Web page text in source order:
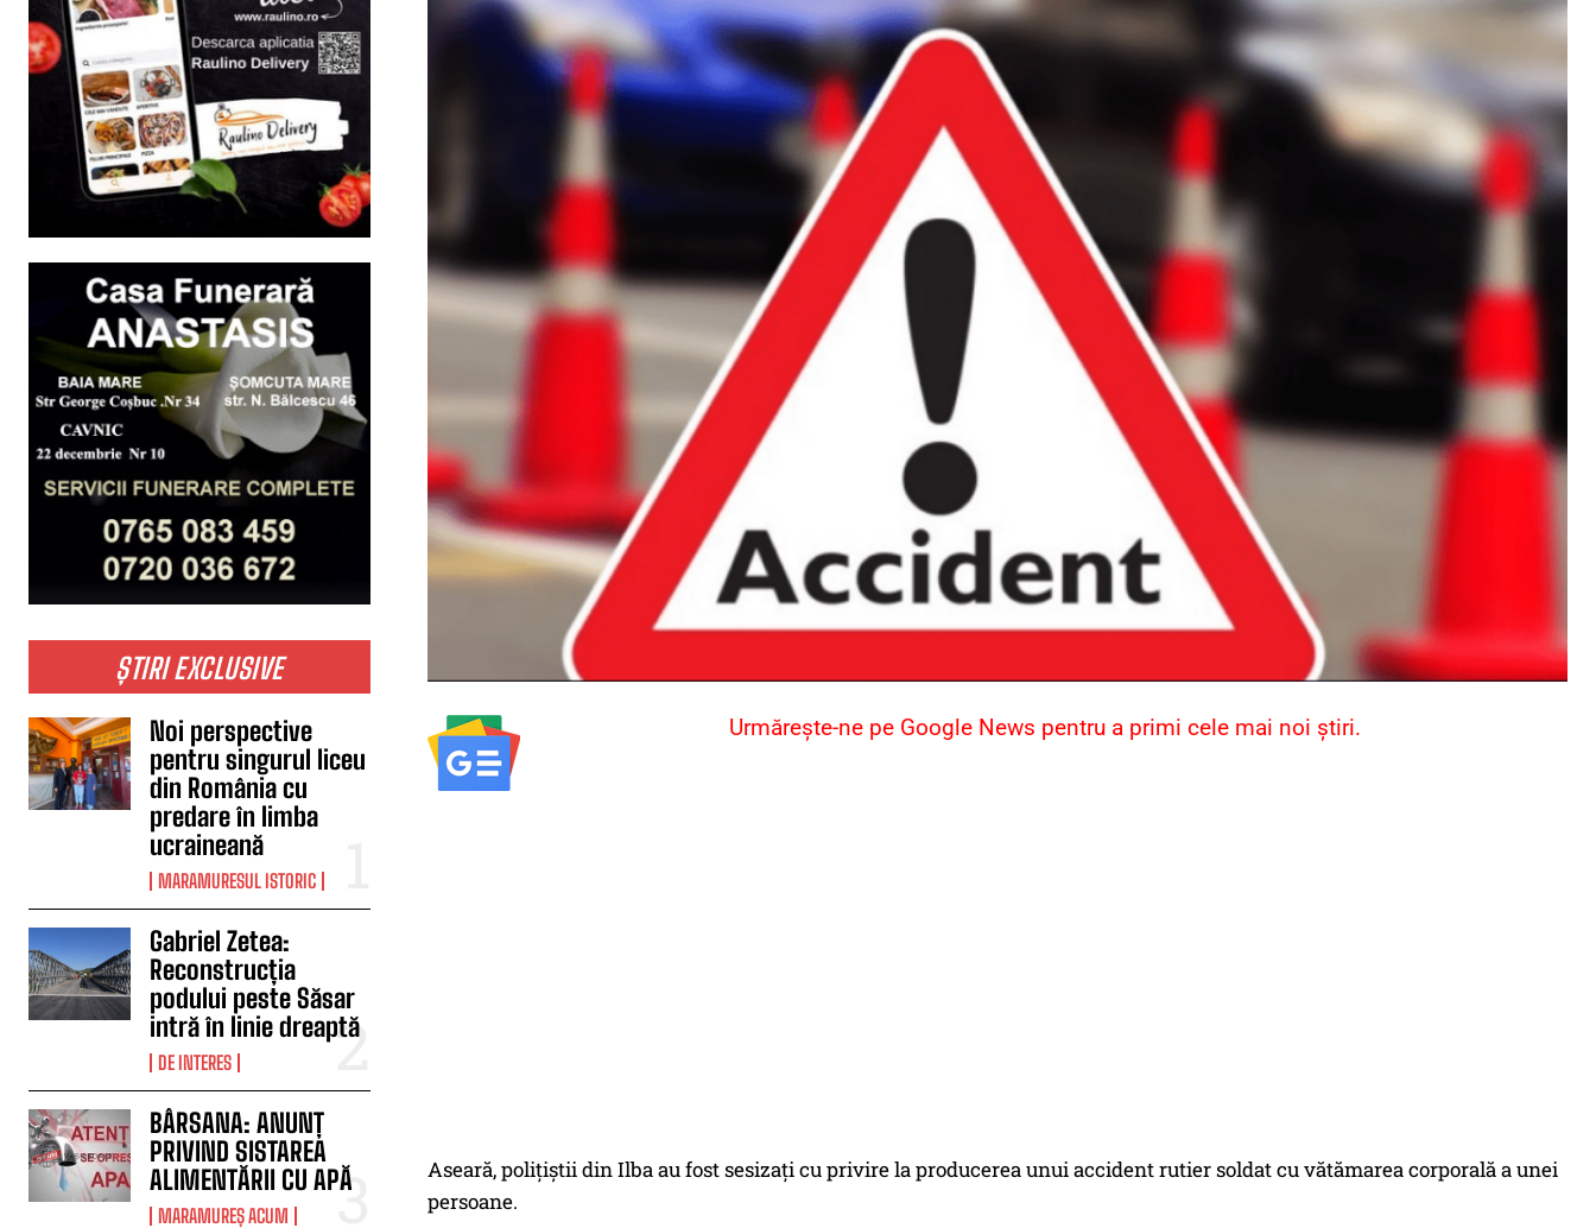
ȘTIRI EXCLUSIVE
Noi perspective
pentru singurul liceu
din România cu
predare în limba
ucraineană
MARAMURESUL ISTORIC
Gabriel Zetea:
Reconstrucția
podului peste Săsar
intră în linie dreaptă
DE INTERES
BÂRSANA: ANUNȚ
PRIVIND SISTAREA
ALIMENTĂRII CU APĂ
MARAMUREȘ ACUM
Urmărește-ne pe Google News pentru a primi cele mai noi știri.
Aseară, polițiștii din Ilba au fost sesizați cu privire la producerea unui accident rutier soldat cu vătămarea corporală a unei
persoane.